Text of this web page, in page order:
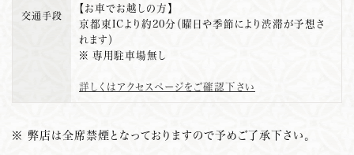
交通手段
【お車でお越しの方】
京都東ICより約20分（曜日や季節により渋滞が予想さ
れます）
※ 専用駐車場無し
詳しくはアクセスページをご確認下さい
※ 弊店は全席禁煙となっておりますので予めご了承下さい。